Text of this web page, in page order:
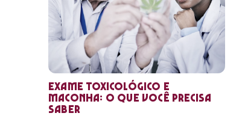
Exame toxicológico e
maconha: o que você precisa
saber